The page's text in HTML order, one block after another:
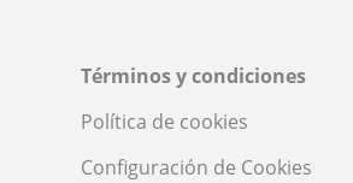
Términos y condiciones
Política de cookies
Configuración de Cookies